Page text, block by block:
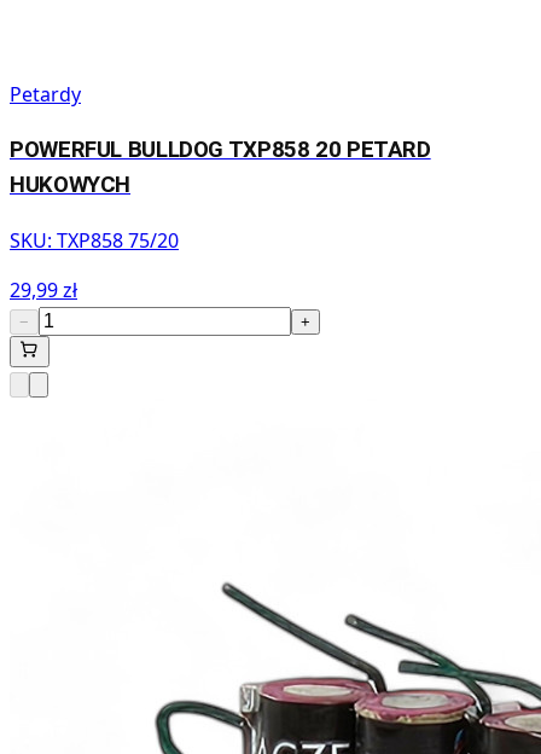
Petardy
POWERFUL BULLDOG TXP858 20 PETARD
HUKOWYCH
SKU: TXP858 75/20
29,99 zł
− +